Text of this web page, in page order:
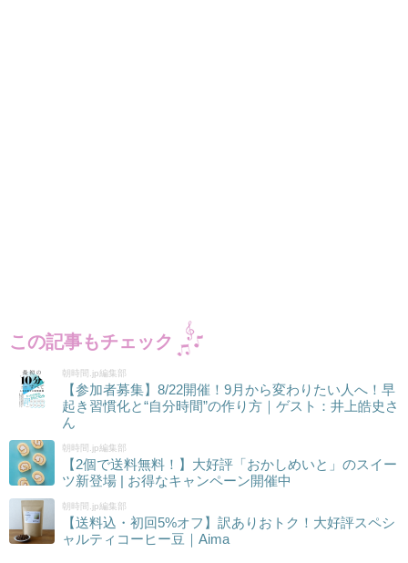
この記事もチェック
朝時間.jp編集部
【参加者募集】8/22開催！9月から変わりたい人へ！早
起き習慣化と“自分時間”の作り方｜ゲスト：井上皓史さ
ん
朝時間.jp編集部
【2個で送料無料！】大好評「おかしめいと」のスイー
ツ新登場 | お得なキャンペーン開催中
朝時間.jp編集部
【送料込・初回5%オフ】訳ありおトク！大好評スペシ
ャルティコーヒー豆｜Aima